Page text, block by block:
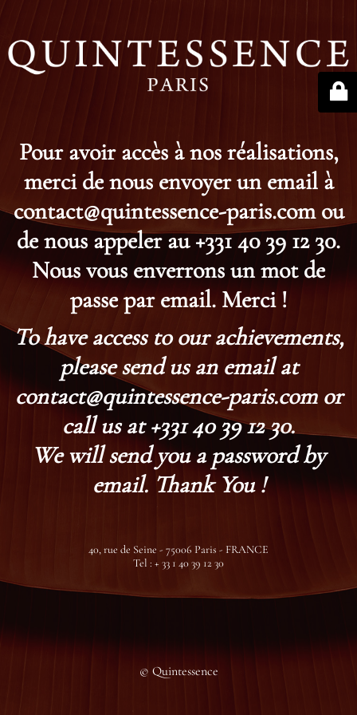
Pour avoir accès à nos réalisations,
merci de nous envoyer un email à
contact@quintessence-paris.com ou
de nous appeler au +331 40 39 12 30.
Nous vous enverrons un mot de
passe par email. Merci !
To have access to our achievements,
please send us an email at
contact@quintessence-paris.com or
call us at +331 40 39 12 30.
We will send you a password by
email. Thank You !
40, rue de Seine - 75006 Paris - FRANCE
Tel : + 33 1 40 39 12 30
© Quintessence